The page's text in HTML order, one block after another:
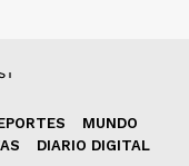
MUNDO
DIARIO DIGITAL